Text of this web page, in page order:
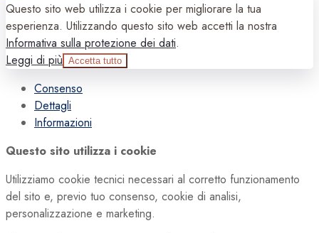
Questo sito web utilizza i cookie per migliorare la tua
esperienza. Utilizzando questo sito web accetti la nostra
Informativa sulla protezione dei dati.
Leggi di più Accetta tutto
Consenso
Dettagli
Informazioni
Questo sito utilizza i cookie
Utilizziamo cookie tecnici necessari al corretto funzionamento
del sito e, previo tuo consenso, cookie di analisi,
personalizzazione e marketing.